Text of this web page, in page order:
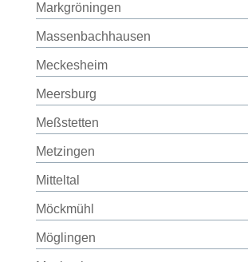
Markgröningen
Massenbachhausen
Meckesheim
Meersburg
Meßstetten
Metzingen
Mitteltal
Möckmühl
Möglingen